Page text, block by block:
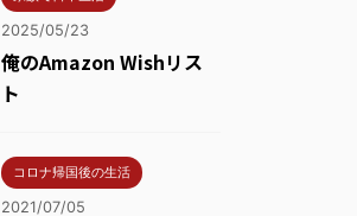
2025/05/23
俺のAmazon Wishリス
ト
コロナ帰国後の生活
2021/07/05